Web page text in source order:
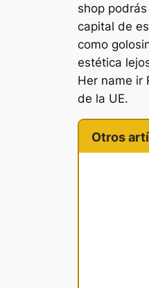
shop
capital de
como
estética
Her name ir
de la UE.
Otros